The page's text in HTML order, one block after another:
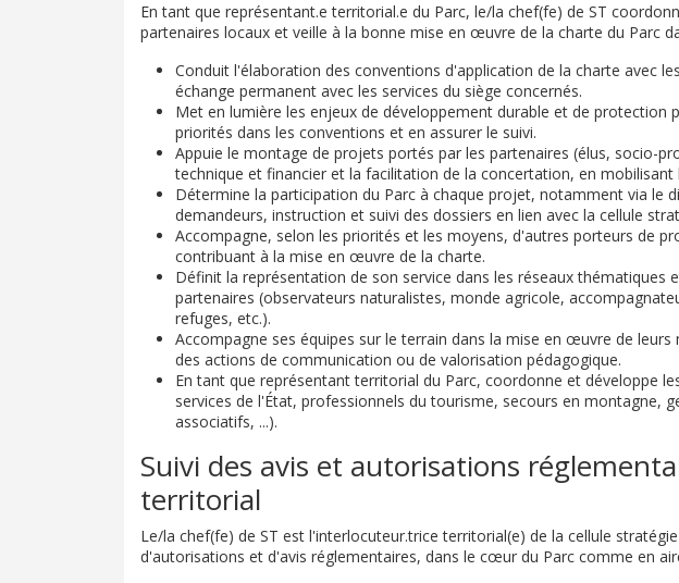
En tant que représentant.e territorial.e du Parc, le/la chef(fe) de ST
partenaires locaux et veille à la bonne mise en œuvre de la charte du Parc
Conduit l'élaboration des conventions d'application de la charte avec
échange permanent avec les services du siège concernés.
Met en lumière les enjeux de développement durable et de protection
priorités dans les conventions et en assurer le suivi.
Appuie le montage de projets portés par les partenaires (élus, socio-
technique et financier et la facilitation de la concertation, en
Détermine la participation du Parc à chaque projet, notamment via le
demandeurs, instruction et suivi des dossiers en lien avec la cellule
Accompagne, selon les priorités et les moyens, d'autres porteurs de
contribuant à la mise en œuvre de la charte.
Définit la représentation de son service dans les réseaux thématiques
partenaires (observateurs naturalistes, monde agricole,
refuges, etc.).
Accompagne ses équipes sur le terrain dans la mise en œuvre de
des actions de communication ou de valorisation pédagogique.
En tant que représentant territorial du Parc, coordonne et développe
services de l'État, professionnels du tourisme, secours en montagne,
associatifs, ...).
Suivi des avis et autorisations
territorial
Le/la chef(fe) de ST est l'interlocuteur.trice territorial(e) de la cellule
d'autorisations et d'avis réglementaires, dans le cœur du Parc comme en